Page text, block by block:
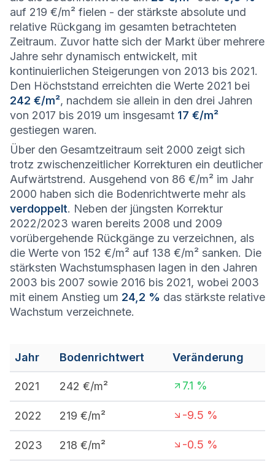
auf 219 €/m² fielen - der stärkste absolute und
relative Rückgang im gesamten betrachteten
Zeitraum. Zuvor hatte sich der Markt über mehrere
Jahre sehr dynamisch entwickelt, mit
kontinuierlichen Steigerungen von 2013 bis 2021.
Den Höchststand erreichten die Werte 2021 bei
242 €/m², nachdem sie allein in den drei Jahren
von 2017 bis 2019 um insgesamt 17 €/m²
gestiegen waren.
Über den Gesamtzeitraum seit 2000 zeigt sich
trotz zwischenzeitlicher Korrekturen ein deutlicher
Aufwärtstrend. Ausgehend von 86 €/m² im Jahr
2000 haben sich die Bodenrichtwerte mehr als
verdoppelt. Neben der jüngsten Korrektur
2022/2023 waren bereits 2008 und 2009
vorübergehende Rückgänge zu verzeichnen, als
die Werte von 152 €/m² auf 138 €/m² sanken. Die
stärksten Wachstumsphasen lagen in den Jahren
2003 bis 2007 sowie 2016 bis 2021, wobei 2003
mit einem Anstieg um 24,2 % das stärkste relative
Wachstum verzeichnete.
Jahr Bodenrichtwert Veränderung
2021 242 €/m² 7.1 %
2022 219 €/m² -9.5 %
2023 218 €/m² -0.5 %